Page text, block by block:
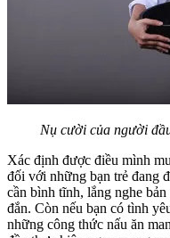
Nụ cười của người
Xác định được điều mình
đối với những bạn trẻ đang
cần bình tĩnh, lắng nghe
đắn. Còn nếu bạn có tình
những công thức nấu ăn